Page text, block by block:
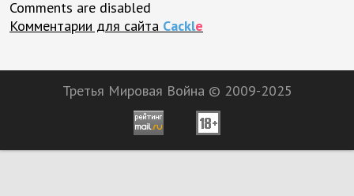
Comments are disabled
Комментарии для сайта Cackle
Третья Мировая Война © 2009-2025